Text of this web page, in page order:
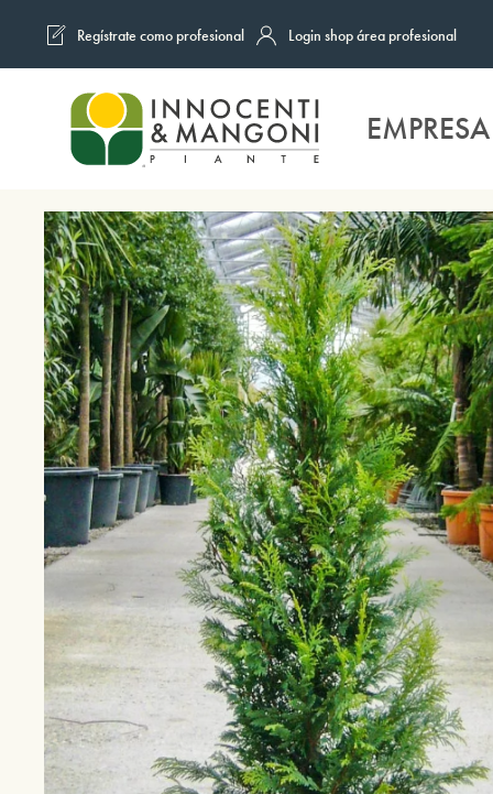
Skip to main content
Regístrate como profesional Login shop área profesional
EMPRESA